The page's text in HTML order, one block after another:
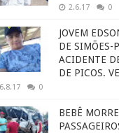
2.6.17 0
JOVEM
DE SIMÕES-
ACIDENTE
DE PICOS.
0
BEBÊ